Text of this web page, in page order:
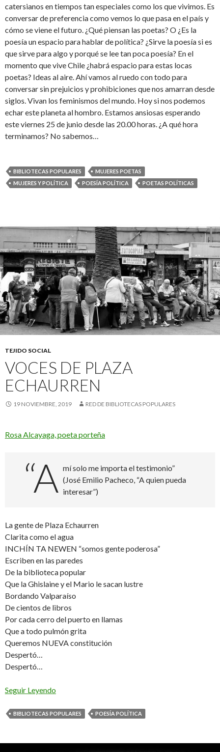
catersianos en tiempos tan especiales como los que vivimos. Es
conversar de preferencia como vemos lo que pasa en el país y
cómo se viene el futuro. ¿Qué piensan las poetas? O ¿Es la
poesía un espacio para hablar de política? ¿Sirve la poesía si es
que sirve para algo y porqué se lee tan poca poesía? En el
momento que vive Chile ¿habrá espacio para estas locas
poetas? Ideas al aire. Ahí vamos al ruedo con todo para
conversar sin prejuicios y prohibiciones que nos amarran desde
siglos. Vivan los feminismos del mundo. Hoy si nos podemos
echar este planeta al hombro. Estamos ansiosas esperando
este viernes 25 de junio desde las 20.00 horas. ¿A qué hora
terminamos? No sabemos…
BIBLIOTECAS POPULARES
MUJERES POETAS
MUJERES Y POLÍTICA
POESÍA POLÍTICA POETAS POLÍTICAS
TEJIDO SOCIAL
VOCES DE PLAZA
ECHAURREN
19 NOVIEMBRE, 2019 RED DE BIBLIOTECAS POPULARES
Rosa Alcayaga, poeta porteña
“A mí solo me importa el testimonio”
(José Emilio Pacheco, “A quien pueda
interesar”)
La gente de Plaza Echaurren
Clarita como el agua
INCHÍN TA NEWEN “somos gente poderosa”
Escriben en las paredes
De la biblioteca popular
Que la Ghislaine y el Mario le sacan lustre
Bordando Valparaíso
De cientos de libros
Por cada cerro del puerto en llamas
Que a todo pulmón grita
Queremos NUEVA constitución
Despertó…
Despertó…
Seguir Leyendo
BIBLIOTECAS POPULARES POESÍA POLÍTICA